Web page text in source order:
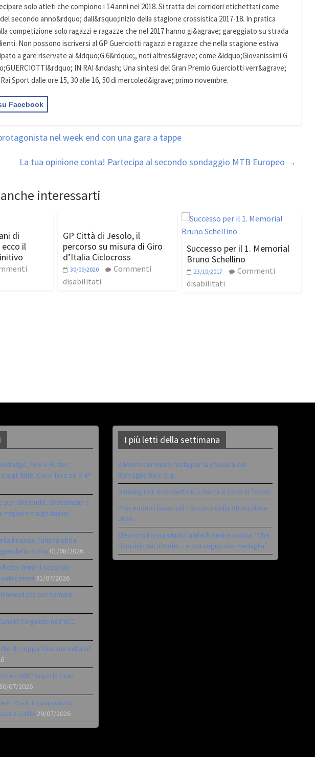
solo atleti che compiono i 14 anni nel 2018. Si tratta dei corridori etichettati come
secondo anno&rdquo; dall&rsquo;inizio della stagione crossistica 2017-18. In pratica
competizione solo ragazzi e ragazze che nel 2017 hanno gi&agrave; gareggiato su strada
Non possono iscriversi al GP Guerciotti ragazzi e ragazze che nella stagione estiva
a gare riservate ai &ldquo;G 6&rdquo;, noti altres&igrave; come &ldquo;Giovanissimi G
IN RAI &ndash; Una sintesi del Gran Premio Guerciotti verr&agrave;
Sport dalle ore 15, 30 alle 16, 50 di mercoled&igrave; primo novembre.
Facebook
nel week end con una gara a tappe
La tua opinione conta! Partecipa al secondo sondaggio MTB Europeo →
interessarti
di
ecco il
GP Città di Jesolo, il
percorso su misura di Giro
d’Italia Ciclocross
30/09/2020
Commenti
disabilitati
Successo per il 1. Memorial
Bruno Schellino
23/10/2017
Commenti
disabilitati
Frei e Hutter.
gli Elite. Corvi fora ed è 4^
per Ghibaudo, Grossmann e
migliore tra gli italiani
Brianza: l’ultima sfida
storia 01/08/2026
Relay firma il secondo
31/07/2026
sta per tornare
l’argento nell’XCC
di Coppa Toscana della Gf
dopo la Gran
30/07/2026
in Rosa. Il campionato
a Gallio 29/07/2026
I più letti della settimana
A Montecoronaro festa per la chiusura del
Romagna Bike Cup
Ranking UCI: Avondetto N.2. Berta e Corvi in Top10
Procedono i lavori sul tracciato della Straccabike
2026
Eleonora Farina studia la Black Snake iridata: “Che
ricordi in Val di Sole… e ora sogno una medaglia”